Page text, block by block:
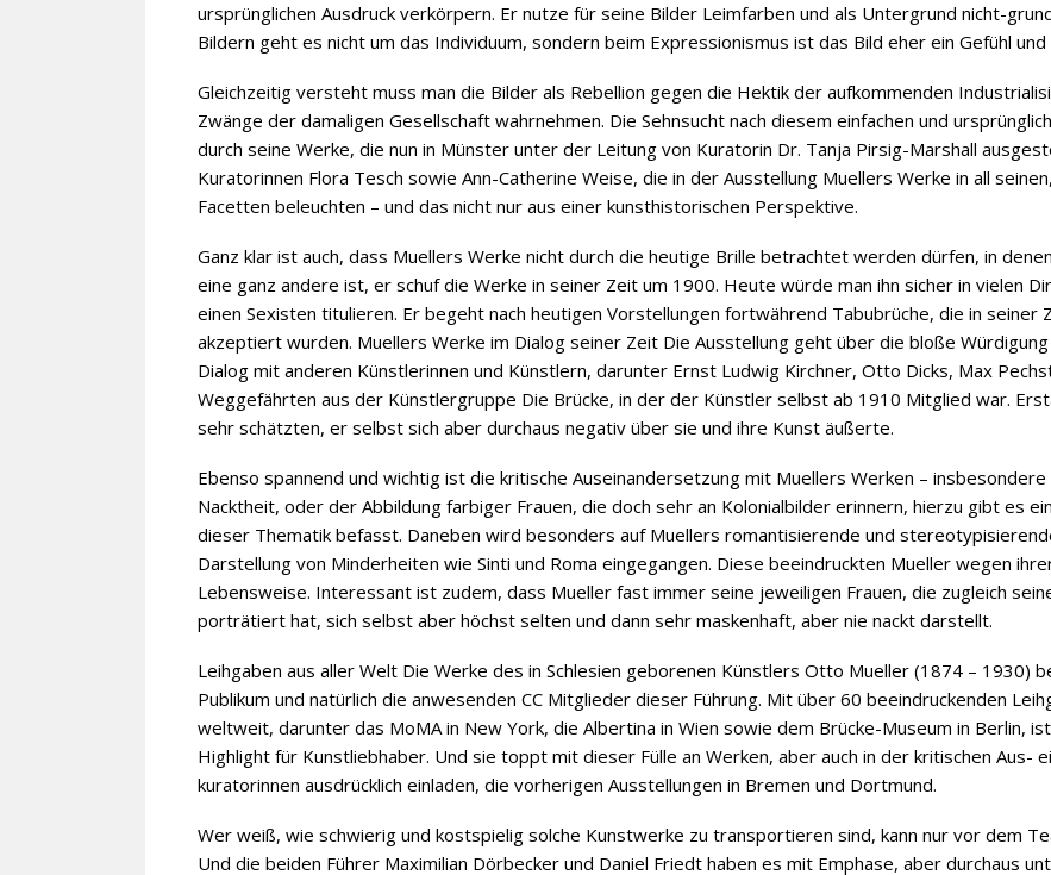
ursprünglichen Ausdruck verkörpern. Er nutze für seine Bilder Leimfarben und als Untergrund nicht-
Bildern geht es nicht um das Individuum, sondern beim Expressionismus ist das Bild eher ein Gefühl
Gleichzeitig versteht muss man die Bilder als Rebellion gegen die Hektik der aufkommenden
Zwänge der damaligen Gesellschaft wahrnehmen. Die Sehnsucht nach diesem einfachen und
durch seine Werke, die nun in Münster unter der Leitung von Kuratorin Dr. Tanja Pirsig-Marshall
Kuratorinnen Flora Tesch sowie Ann-Catherine Weise, die in der Ausstellung Muellers Werke in all
Facetten beleuchten – und das nicht nur aus einer kunsthistorischen Perspektive.
Ganz klar ist auch, dass Muellers Werke nicht durch die heutige Brille betrachtet werden dürfen, in
eine ganz andere ist, er schuf die Werke in seiner Zeit um 1900. Heute würde man ihn sicher in vielen
einen Sexisten titulieren. Er begeht nach heutigen Vorstellungen fortwährend Tabubrüche, die in seiner
akzeptiert wurden. Muellers Werke im Dialog seiner Zeit Die Ausstellung geht über die bloße
Dialog mit anderen Künstlerinnen und Künstlern, darunter Ernst Ludwig Kirchner, Otto Dicks, Max
Weggefährten aus der Künstlergruppe Die Brücke, in der der Künstler selbst ab 1910 Mitglied war.
sehr schätzten, er selbst sich aber durchaus negativ über sie und ihre Kunst äußerte.
Ebenso spannend und wichtig ist die kritische Auseinandersetzung mit Muellers Werken –
Nacktheit, oder der Abbildung farbiger Frauen, die doch sehr an Kolonialbilder erinnern, hierzu gibt es
dieser Thematik befasst. Daneben wird besonders auf Muellers romantisierende und
Darstellung von Minderheiten wie Sinti und Roma eingegangen. Diese beeindruckten Mueller wegen
Lebensweise. Interessant ist zudem, dass Mueller fast immer seine jeweiligen Frauen, die zugleich
porträtiert hat, sich selbst aber höchst selten und dann sehr maskenhaft, aber nie nackt darstellt.
Leihgaben aus aller Welt Die Werke des in Schlesien geborenen Künstlers Otto Mueller (1874 – 1930)
Publikum und natürlich die anwesenden CC Mitglieder dieser Führung. Mit über 60 beeindruckenden
weltweit, darunter das MoMA in New York, die Albertina in Wien sowie dem Brücke-Museum in Berlin,
Highlight für Kunstliebhaber. Und sie toppt mit dieser Fülle an Werken, aber auch in der kritischen Aus-
kuratorinnen ausdrücklich einladen, die vorherigen Ausstellungen in Bremen und Dortmund.
Wer weiß, wie schwierig und kostspielig solche Kunstwerke zu transportieren sind, kann nur vor dem
Und die beiden Führer Maximilian Dörbecker und Daniel Friedt haben es mit Emphase, aber durchaus